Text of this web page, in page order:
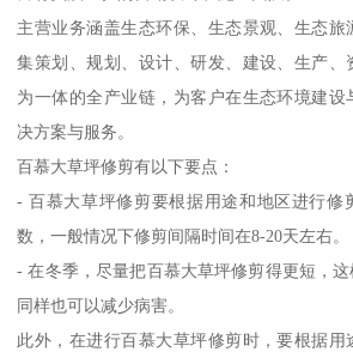
主营业务涵盖生态环保、生态景观、生态
集策划、规划、设计、研发、建设、生产、
为一体的全产业链，为客户在生态环境建
决方案与服务。
百慕大草坪修剪有以下要点：
- 百慕大草坪修剪要根据用途和地区进行修
数，一般情况下修剪间隔时间在8-20天左右。
- 在冬季，尽量把百慕大草坪修剪得更短，这
同样也可以减少病害。
此外，在进行百慕大草坪修剪时，要根据